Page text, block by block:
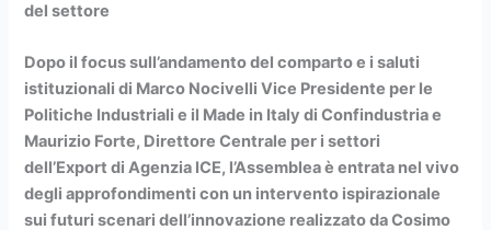
del settore
Dopo il focus sull’andamento del comparto e i saluti
istituzionali di Marco Nocivelli Vice Presidente per le
Politiche Industriali e il Made in Italy di Confindustria e
Maurizio Forte, Direttore Centrale per i settori
dell’Export di Agenzia ICE, l’Assemblea è entrata nel vivo
degli approfondimenti con un intervento ispirazionale
sui futuri scenari dell’innovazione realizzato da Cosimo